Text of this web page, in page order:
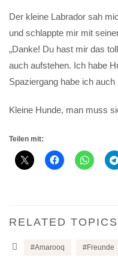
Der kleine Labrador sah
und schlappte mir mit
„Danke! Du hast mir das
auch aufstehen. Ich habe
Spaziergang habe ich auch
Kleine Hunde, man muss
Teilen mit:
RELATED TOPICS
Amarooq Freunde